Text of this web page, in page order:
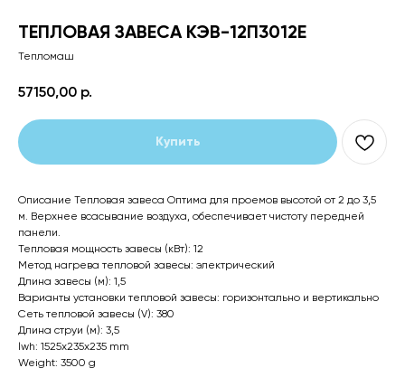
ТЕПЛОВАЯ ЗАВЕСА КЭВ-12П3012E
Тепломаш
57150,00 р.
Купить
Описание Тепловая завеса Оптима для проемов высотой от 2 до 3,5
м. Верхнее всасывание воздуха, обеспечивает чистоту передней
панели.
Тепловая мощность завесы (кВт): 12
Метод нагрева тепловой завесы: электрический
Длина завесы (м): 1,5
Варианты установки тепловой завесы: горизонтально и вертикально
Сеть тепловой завесы (V): 380
Длина струи (м): 3,5
lwh: 1525x235x235 mm
Weight: 3500 g